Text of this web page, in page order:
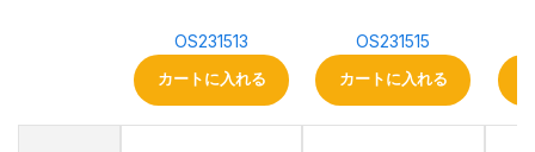
OS231513
カートに入れる
OS231515
カートに入れる